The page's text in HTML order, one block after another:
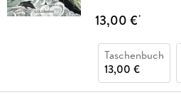
13,00 €*
Taschenbuch
13,00 €